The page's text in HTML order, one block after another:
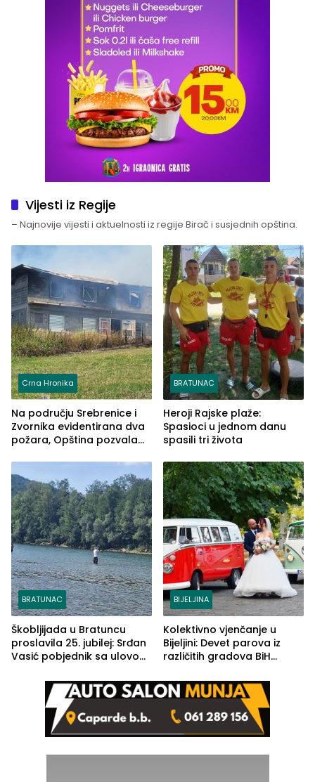
Vijesti iz Regije
– Najnovije vijesti i aktuelnosti iz regije Birač i susjednih opština.
Crna Hronika
Na području Srebrenice i
Zvornika evidentirana dva
požara, Opština pozvala
BRATUNAC
Heroji Rajske plaže:
Spasioci u jednom danu
spasili tri života
BRATUNAC
Škobljijada u Bratuncu
proslavila 25. jubilej: Srđan
Vasić pobjednik sa ulovom
BIJELJINA
Kolektivno vjenčanje u
Bijeljini: Devet parova iz
različitih gradova BiH